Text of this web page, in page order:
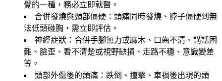
覺的一種，務必立即就醫。
合併發燒與頸部僵硬 ：頭痛同時發燒、脖子僵硬到無
法低頭碰胸，需立即評估。
神經症狀 ：合併手腳無力或麻木、口齒不清、講話困
難、臉歪、看不清楚或視野缺損、走路不穩、意識變差
等。
頭部外傷後的頭痛 ：跌倒、撞擊、車禍後出現的頭